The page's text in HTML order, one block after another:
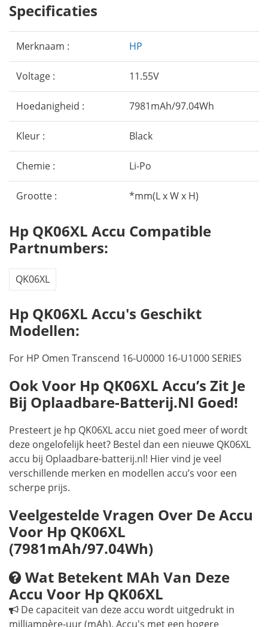
Specificaties
Merknaam : HP
Voltage : 11.55V
Hoedanigheid : 7981mAh/97.04Wh
Kleur : Black
Chemie : Li-Po
Grootte : *mm(L x W x H)
Hp QK06XL Accu Compatible
Partnumbers:
QK06XL
Hp QK06XL Accu's Geschikt
Modellen:
For HP Omen Transcend 16-U0000 16-U1000 SERIES
Ook Voor Hp QK06XL Accu’s Zit Je
Bij Oplaadbare-Batterij.nl Goed!
Presteert je hp QK06XL accu niet goed meer of wordt
deze ongelofelijk heet? Bestel dan een nieuwe QK06XL
accu bij Oplaadbare-batterij.nl! Hier vind je veel
verschillende merken en modellen accu’s voor een
scherpe prijs.
Veelgestelde Vragen Over De Accu
Voor Hp QK06XL
(7981mAh/97.04Wh)
Wat Betekent MAh Van Deze
Accu Voor Hp QK06XL
De capaciteit van deze accu wordt uitgedrukt in
milliampère-uur (mAh). Accu's met een hogere